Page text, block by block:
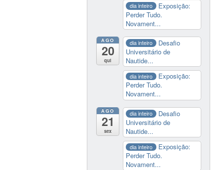
dia inteiro
Exposição:
Perder Tudo.
Novament...
AGO
20
qui
dia inteiro
Desafio
Universitário de
Nautide...
dia inteiro
Exposição:
Perder Tudo.
Novament...
AGO
21
sex
dia inteiro
Desafio
Universitário de
Nautide...
dia inteiro
Exposição:
Perder Tudo.
Novament...